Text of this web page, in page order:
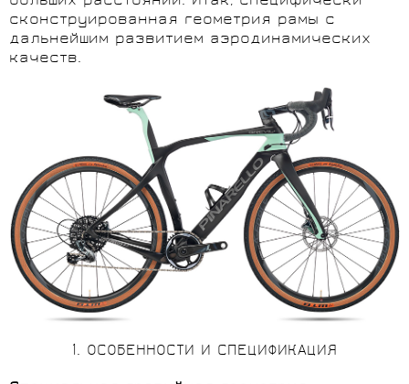
сконструированная геометрия рамы с
дальнейшим развитием аэродинамических
качеств.
1. ОСОБЕННОСТИ И СПЕЦИФИКАЦИЯ